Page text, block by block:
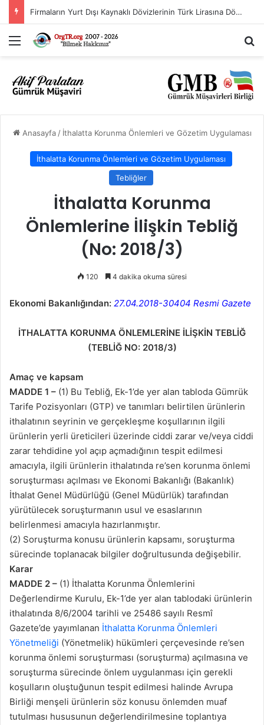
Firmaların Yurt Dışı Kaynaklı Dövizlerinin Türk Lirasına Dönüşümünün Desteklenmesi Hakkında Tebliğ (Sayı: 2023/5)’de Değişiklik Yapılmasına Dair Tebliğ (Sayı: 2026/11)
Menü
Anasayfa / İthalatta Korunma Önlemleri ve Gözetim Uygulaması
İthalatta Korunma Önlemleri ve Gözetim Uygulaması
Tebliğler
İthalatta Korunma
Önlemlerine İlişkin Tebliğ
(No: 2018/3)
120 4 dakika okuma süresi
Ekonomi Bakanlığından: 27.04.2018-30404 Resmi Gazete
İTHALATTA KORUNMA ÖNLEMLERİNE İLİŞKİN TEBLİĞ
(TEBLİĞ NO: 2018/3)
Amaç ve kapsam
MADDE 1 – (1) Bu Tebliğ, Ek-1’de yer alan tabloda Gümrük
Tarife Pozisyonları (GTP) ve tanımları belirtilen ürünlerin
ithalatının seyrinin ve gerçekleşme koşullarının ilgili
ürünlerin yerli üreticileri üzerinde ciddi zarar ve/veya ciddi
zarar tehdidine yol açıp açmadığının tespit edilmesi
amacıyla, ilgili ürünlerin ithalatında re’sen korunma önlemi
soruşturması açılması ve Ekonomi Bakanlığı (Bakanlık)
İthalat Genel Müdürlüğü (Genel Müdürlük) tarafından
yürütülecek soruşturmanın usul ve esaslarının
belirlenmesi amacıyla hazırlanmıştır.
(2) Soruşturma konusu ürünlerin kapsamı, soruşturma
sürecinde toplanacak bilgiler doğrultusunda değişebilir.
Karar
MADDE 2 – (1) İthalatta Korunma Önlemlerini
Değerlendirme Kurulu, Ek-1’de yer alan tablodaki ürünlerin
ithalatında 8/6/2004 tarihli ve 25486 sayılı Resmî
Gazete’de yayımlanan İthalatta Korunma Önlemleri
Yönetmeliği (Yönetmelik) hükümleri çerçevesinde re’sen
korunma önlemi soruşturması (soruşturma) açılmasına ve
soruşturma sürecinde önlem uygulanması için gerekli
koşulların oluştuğunun tespit edilmesi halinde Avrupa
Birliği menşeli ürünlerin söz konusu önlemden muaf
tutulması hususunun değerlendirilmesine toplantıya